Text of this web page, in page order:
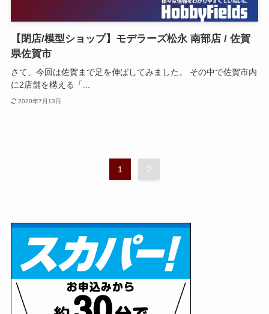
【閉店/模型ショップ】モデラーズ松永 南部店 / 佐賀
県佐賀市
さて、今回は佐賀まで足を伸ばしてみました。 その中で佐賀市内
に2店舗を構える「...
2020年7月13日
1 2